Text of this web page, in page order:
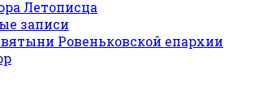
Летописца
записи
Ровеньковской епархии